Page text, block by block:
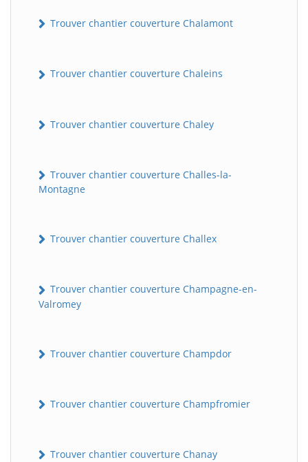
Trouver chantier couverture Chalamont
Trouver chantier couverture Chaleins
Trouver chantier couverture Chaley
Trouver chantier couverture Challes-la-
Montagne
Trouver chantier couverture Challex
Trouver chantier couverture Champagne-en-
Valromey
Trouver chantier couverture Champdor
Trouver chantier couverture Champfromier
Trouver chantier couverture Chanay